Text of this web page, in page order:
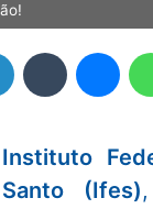
Instituto
Santo (Ifes),